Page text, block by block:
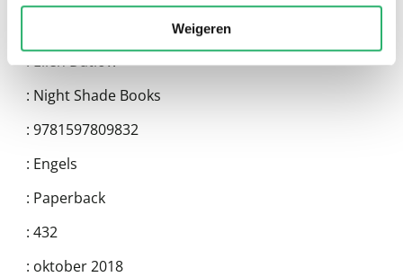
Weigeren
:Ellen Datlow
: Night Shade Books
: 9781597809832
: Engels
: Paperback
: 432
: oktober 2018